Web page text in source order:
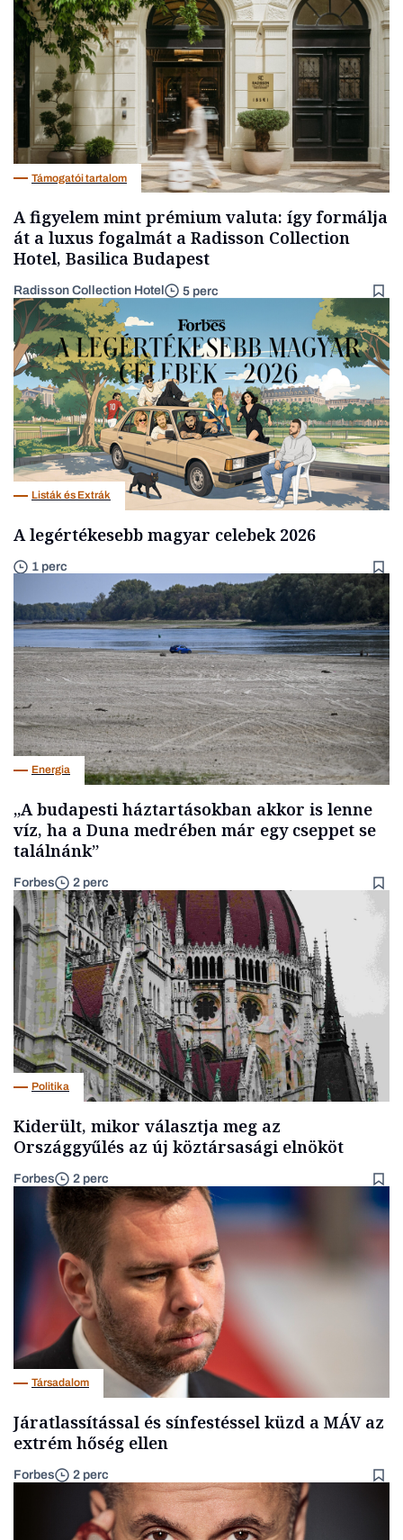
Energia
Támogatói tartalom
A figyelem mint prémium valuta: így formálja
át a luxus fogalmát a Radisson Collection
Hotel, Basilica Budapest
Radisson Collection Hotel 5 perc
Listák és Extrák
A legértékesebb magyar celebek 2026
1 perc
Energia
„A budapesti háztartásokban akkor is lenne
víz, ha a Duna medrében már egy cseppet se
találnánk”
Forbes 2 perc
Politika
Kiderült, mikor választja meg az
Országgyűlés az új köztársasági elnököt
Forbes 2 perc
Társadalom
Járatlassítással és sínfestéssel küzd a MÁV az
extrém hőség ellen
Forbes 2 perc